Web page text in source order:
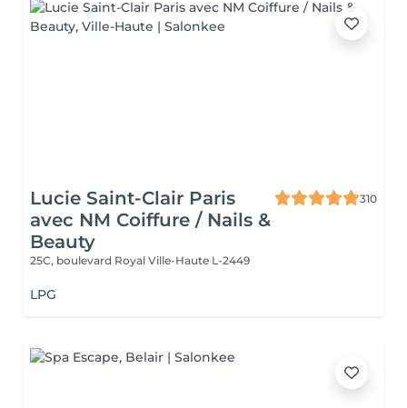
Lucie Saint-Clair Paris
avec NM Coiffure / Nails &
Beauty
310
25C, boulevard Royal Ville-Haute L-2449
LPG